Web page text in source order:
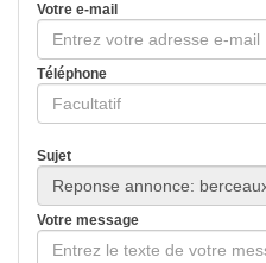
Votre e-mail
Téléphone
Sujet
Votre message